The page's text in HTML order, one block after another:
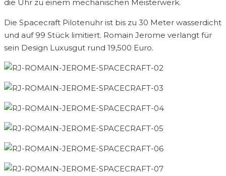
die Uhr zu einem mechanischen Meisterwerk.
Die Spacecraft Pilotenuhr ist bis zu 30 Meter wasserdicht
und auf 99 Stück limitiert. Romain Jerome verlangt für
sein Design Luxusgut rund 19,500 Euro.